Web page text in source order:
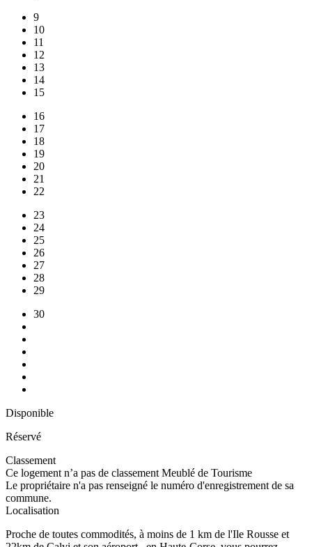
9
10
11
12
13
14
15
16
17
18
19
20
21
22
23
24
25
26
27
28
29
30
Disponible
Réservé
Classement
Ce logement n’a pas de classement Meublé de Tourisme
Le propriétaire n'a pas renseigné le numéro d'enregistrement de sa
commune.
Localisation
Proche de toutes commodités, à moins de 1 km de l'Ile Rousse et